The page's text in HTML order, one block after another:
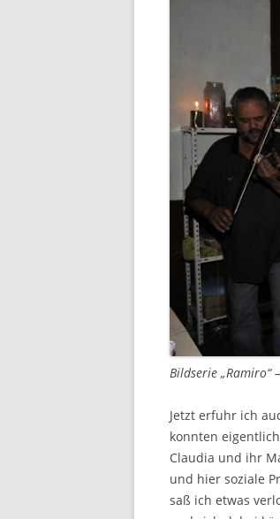
Bildserie
Jetzt erfuhr ich
konnten
Claudia und ihr
und hier soziale
saß ich etwas